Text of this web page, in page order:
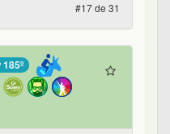
#17 de 31
185º